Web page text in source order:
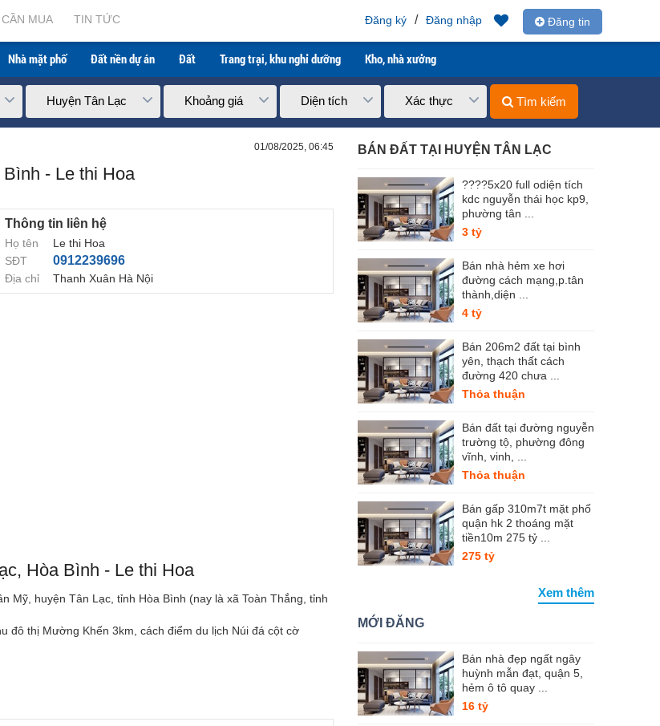
CẦN MUA TIN TỨC Đăng tin
Đăng nhập
/
Đăng ký
Nhà mặt phố Đất nền dự án Đất Trang trại, khu nghỉ dưỡng Kho, nhà xưởng
Huyện Tân Lạc Khoảng giá Diện tích Xác thực Tìm kiếm
01/08/2025, 06:45
- Le thi Hoa
Thông tin liên hệ
Họ tên
Le thi Hoa
SĐT
0912239696
Địa chỉ Thanh Xuân Hà Nội
Hòa Bình - Le thi Hoa
Mỹ, huyện Tân Lạc, tỉnh Hòa Bình (nay là xã Toàn Thắng, tỉnh
đô thị Mường Khến 3km, cách điểm du lịch Núi đá cột cờ
BÁN ĐẤT TẠI HUYỆN TÂN LẠC
????5x20 full odiện tích
kdc nguyễn thái học kp9,
phường tân ...
3 tỷ
Bán nhà hẻm xe hơi
đường cách mạng,p.tân
thành,diện ...
4 tỷ
Bán 206m2 đất tại bình
yên, thạch thất cách
đường 420 chưa ...
Thỏa thuận
Bán đất tại đường nguyễn
trường tộ, phường đông
vĩnh, vinh, ...
Thỏa thuận
Bán gấp 310m7t mặt phố
quận hk 2 thoáng mặt
tiền10m 275 tỷ ...
275 tỷ
Xem thêm
MỚI ĐĂNG
Bán nhà đẹp ngất ngây
huỳnh mẫn đạt, quận 5,
hẻm ô tô quay ...
16 tỷ